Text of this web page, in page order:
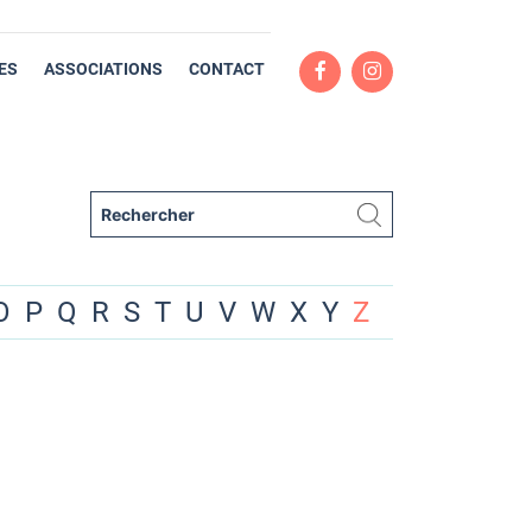
ASSOCIATIONS CONTACT
P Q R S T U V W X Y Z